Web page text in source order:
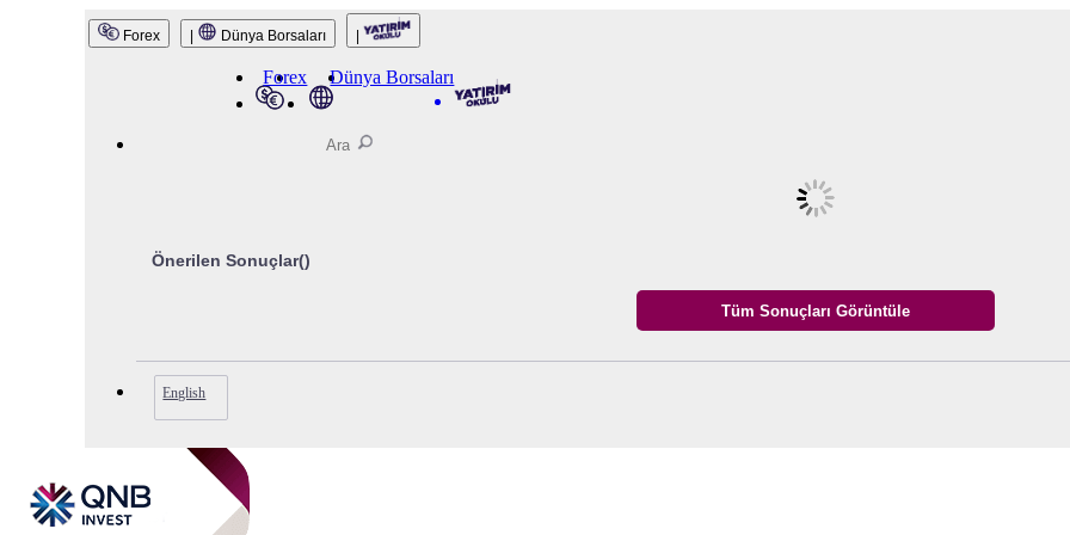
QNB Invest
Forex Dünya Borsaları
Forex Dünya Borsaları
Önerilen Sonuçlar()
English